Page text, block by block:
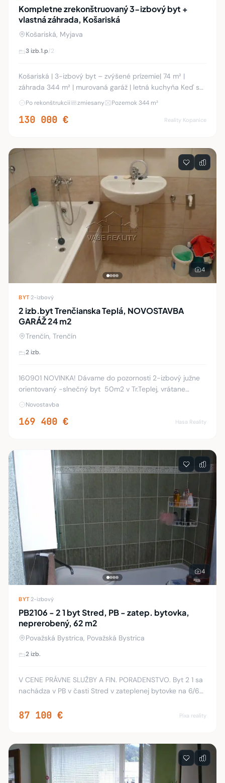
Kompletne zrekonštruovaný 3-izbový byt +
vlastná záhrada, Košariská
Košariská, Myjava
3 izb.1.p/2
Košariská | 3-izbový byt – zvýšené prízemie| 74 m² |
záhrada 344 m² | murovaná garáž | letná kuchyňa Keď sa
povie byt, väčšina ľudí si predstaví balkón a spoločný
dvor. Tento je trochu iný. Okrem ko
Po rekonštrukcii zmiesany Pozemok 344 m²
130 000 € Reality Kopanice
4
BYT· 2-izbový
2 izb.byt Trenčianska Teplá, NOVOSTAVBA
GARÁŽ 24 m2
Trenčín, Trenčín
2 izb.
160901 NOVINKA! Dávame do pozornosti 2-izbový južne
orientovaný -slnečný byt 50m2 v Tr.Teplej, vrátane
garáže 24m2, logie 6m2 a priestrannej komory
Novostavba
169 400 € Hasa Reality
4
BYT· 2-izbový
PB2106 - 2 1 byt Stred, PB - zatep. bytovka,
neprerobený, 62 m2
Považská Bystrica, Považská Bystrica
2 izb.
V CENE PRÁVNE SLUŽBY A FIN. PORADENSTVO. Byt 2 1 sa
nachádza v PB v časti Stred v zateplenej bytovke na 6/6
izieb, kuchyne, chodby, kúpeľne, WC, š
87 100 € Pixa reality